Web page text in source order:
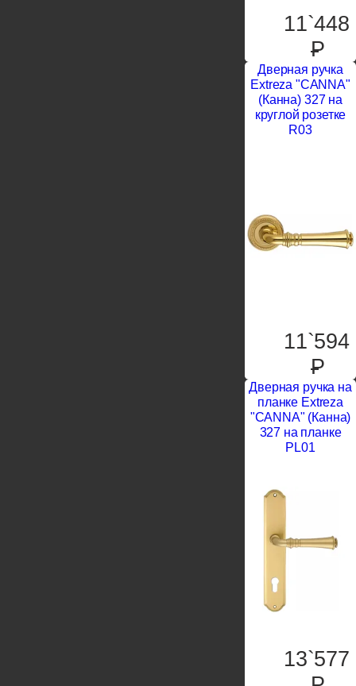
11`448
P
Дверная ручка
Extreza "CANNA"
(Канна) 327 на
круглой розетке
R03
11`594
P
Дверная ручка на
планке Extreza
"CANNA" (Канна)
327 на планке
PL01
13`577